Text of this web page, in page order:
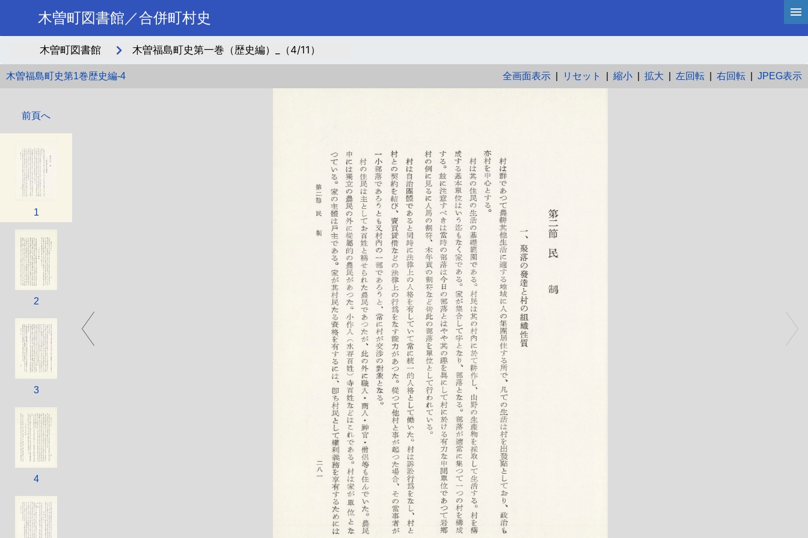
木曽町図書館／合併町村史
木曽町図書館 木曽福島町史第一巻（歴史編）_（4/11）